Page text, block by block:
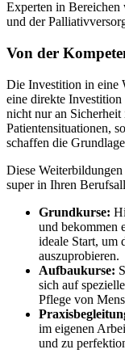
Experten in
und der
Von der
Die Investition in eine
eine direkte
nicht nur an
Patientensituationen,
schaffen die
Diese
super in Ihren
Grundkurse:
und bekommen
ideale Start, um
auszuprobieren.
Aufbaukurse:
sich auf
Pflege von
im eigenen
und zu